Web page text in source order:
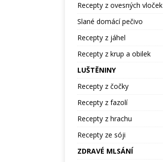
Recepty z ovesných vloček
Slané domácí pečivo
Recepty z jáhel
Recepty z krup a obilek
LUŠTĚNINY
Recepty z čočky
Recepty z fazolí
Recepty z hrachu
Recepty ze sóji
ZDRAVÉ MLSÁNÍ